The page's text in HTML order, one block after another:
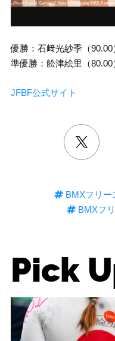
優勝：石﨑光紗季（90.00
準優勝：舩津絵里（80.00
JFBF公式サイト
BMXフリー
BMXフ
Pick